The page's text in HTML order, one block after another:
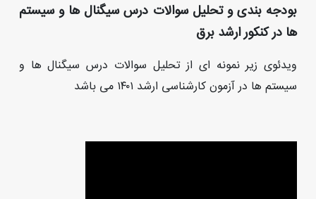
بودجه بندی و تحلیل سوالات درس سیگنال ها و سیستم
ها در کنکور ارشد برق
ویدئوی زیر نمونه ای از تحلیل سوالات درس سیگنال ها و
سیستم ها در آزمون کارشناسی ارشد ۱۴۰۱ می باشد